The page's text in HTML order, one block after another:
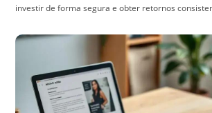
investir de forma segura e obter retornos